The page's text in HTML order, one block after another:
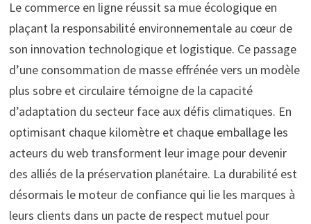
Le commerce en ligne réussit sa mue écologique en
plaçant la responsabilité environnementale au cœur de
son innovation technologique et logistique. Ce passage
d’une consommation de masse effrénée vers un modèle
plus sobre et circulaire témoigne de la capacité
d’adaptation du secteur face aux défis climatiques. En
optimisant chaque kilomètre et chaque emballage les
acteurs du web transforment leur image pour devenir
des alliés de la préservation planétaire. La durabilité est
désormais le moteur de confiance qui lie les marques à
leurs clients dans un pacte de respect mutuel pour